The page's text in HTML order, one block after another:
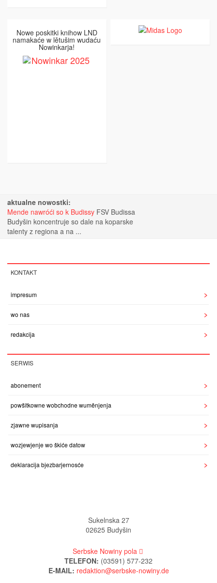
Nowe poskitki knihow LND
namakaće w lětušim wudaću
Nowinkarja!
aktualne nowostki:
Mende nawróći so k Budissy FSV Budissa
Budyšin koncentruje so dale na koparske
talenty z regiona a na ...
KONTAKT
impresum
wo nas
redakcija
SERWIS
abonement
powšitkowne wobchodne wuměnjenja
zjawne wupisanja
wozjewjenje wo škiće datow
deklaracija bjezbarjernosće
Sukelnska 27
02625 Budyšin
Serbske Nowiny pola
TELEFON: (03591) 577-232
E-MAIL: